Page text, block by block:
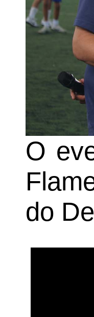
O
do